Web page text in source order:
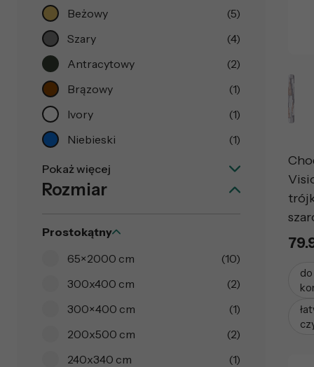
Beżowy
(5)
Szary
(4)
Antracytowy
(2)
Brązowy
(1)
Ivory
(1)
Niebieski
(1)
Pokaż więcej
Rozmiar
Prostokątny
65×2000 cm
(10)
300x400 cm
(2)
300×400 cm
(1)
200x500 cm
(2)
240x340 cm
(1)
do